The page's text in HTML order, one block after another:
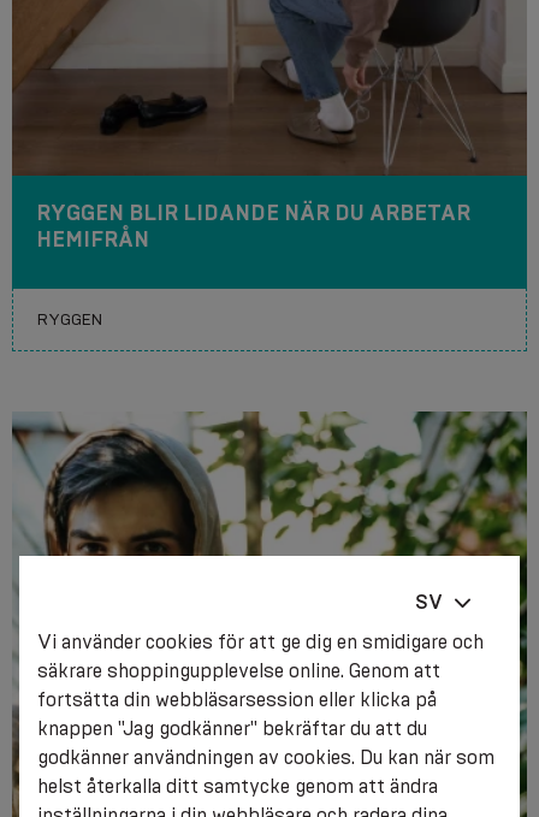
RYGGEN BLIR LIDANDE NÄR DU ARBETAR
HEMIFRÅN
SV
Vi använder cookies för att ge dig en smidigare och
säkrare shoppingupplevelse online. Genom att
fortsätta din webbläsarsession eller klicka på
knappen "Jag godkänner" bekräftar du att du
godkänner användningen av cookies. Du kan när som
helst återkalla ditt samtycke genom att ändra